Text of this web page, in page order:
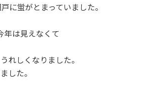
に蛍がとまっていました。
年は見えなくて
れしくなりました。
した。